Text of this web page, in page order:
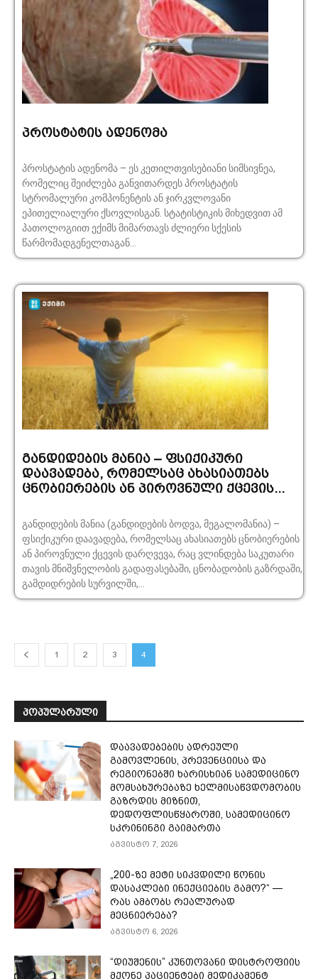
პროსტატის ადენომა
პროსტატის ადენომა – ეს კეთილთვისებიანი სიმსივნეა,
რომელიც შეიძლება განვითარდეს პროსტატის
სტრომალური კომპონენტის ან ჯირკვლოვანი
ეპითელიალური ქსოვლისგან. სტატისტიკის მიხედვით ამ
პათოლოგიით ექიმს მიმართავს ძლიერი სქესის
წარმომადგენელთაგან...
განდიდების მანია – ფსიქიკური
დაავადება, რომელსაც ახასიათებს
ცნობიერების ან პიროვნული ქცევის...
განდიდების მანია (განდიდების ბოდვა, მეგალომანია) –
ფსიქიკური დაავადება, რომელსაც ახასიათებს ცნობიერების
ან პიროვნული ქცევის დარღვევა, რაც ვლინდება საკუთარი
თავის მნიშვნელობის გადაფასებაში, ცნობადობის გაზრდაში,
გამდიდრების სურვილში,...
1 2 3 4
ᲞᲝᲞᲣᲚᲐᲠᲣᲚᲘ
დაავადებების ადრეული
გამოვლენის, პრევენციისა და
რეგიონებში ხარისხიან სამედიცინო
მომსახურებაზე ხელმისაწვდომობის
გაზრდის მიზნით,
დედოფლისწყაროში, სამედიცინო
სკრინინგი გაიმართა
აგვისტო 7, 2026
„200-ზე მეტი სიკვდილი წონის
დასაკლები ინექციების გამო?“ —
რას ამბობს რეალურად
მეცნიერება?
აგვისტო 6, 2026
“დიუშენის” კუნთოვანი დისტროფიის
მქონე პაციენტები მედიკამენტ